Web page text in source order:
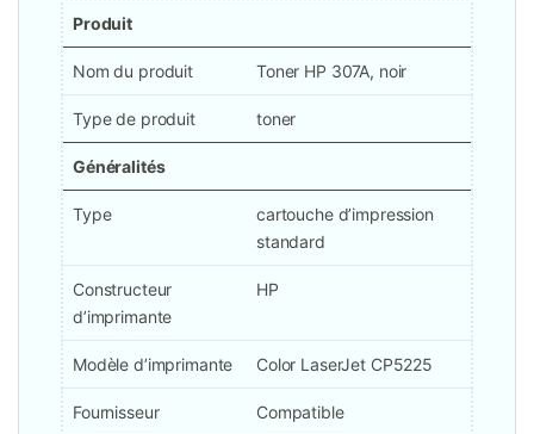
Produit
Nom du produit Toner HP 307A, noir
Type de produit toner
Généralités
Type
cartouche d’impression
standard
Constructeur
d’imprimante
HP
Modèle d’imprimante Color LaserJet CP5225
Fournisseur Compatible